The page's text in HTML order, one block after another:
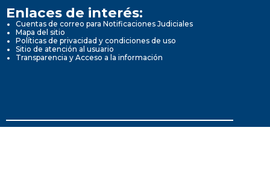
Enlaces de interés:
Cuentas de correo para Notificaciones Judiciales
Mapa del sitio
Políticas de privacidad y condiciones de uso
Sitio de atención al usuario
Transparencia y Acceso a la información